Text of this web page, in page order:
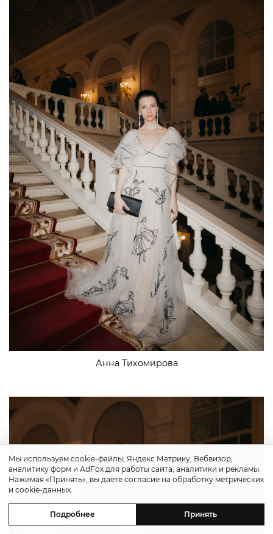
Анна Тихомирова
Мы используем cookie-файлы, Яндекс.Метрику, Вебвизор,
аналитику форм и AdFox для работы сайта, аналитики и рекламы.
Нажимая «Принять», вы даете согласие на обработку метрических
и cookie-данных.
Подробнее Принять